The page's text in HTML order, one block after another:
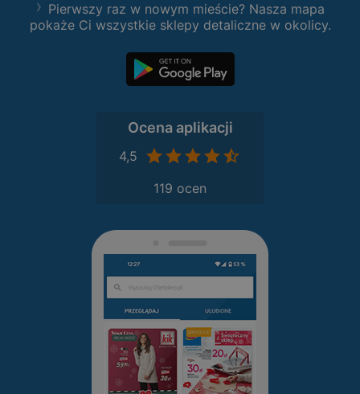
Pierwszy raz w nowym mieście? Nasza mapa
pokaże Ci wszystkie sklepy detaliczne w okolicy.
Ocena aplikacji
4,5
119 ocen